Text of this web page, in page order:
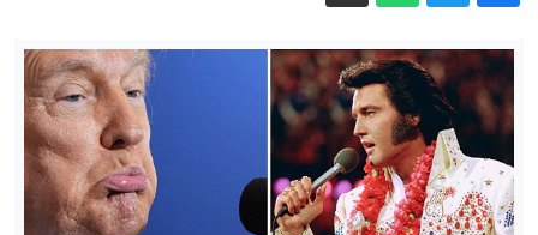
وروسيا في تجاوز جراح الماضي؟
غارات إسرائيلية على جنوب لبنان ومقتل
جنديين إسرائيليين
الدفاع الروسية: استهداف مرافق مرتبطة
بالجيش الأوكراني وإسقاط 1,1 ألف مسيرة
معادية خلال يوم
شريف يترأس وفدا باكستانيا إلى السعودية
في زيارة "تتجاوز أزمات" المنطقة